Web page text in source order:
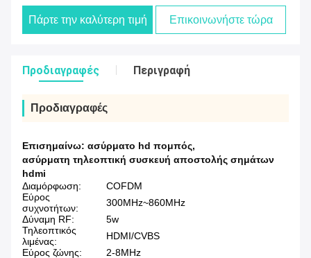
Πάρτε την καλύτερη τιμή Επικοινωνήστε τώρα
Προδιαγραφές Περιγραφή
Προδιαγραφές
Επισημαίνω: ασύρματο hd πομπός,
ασύρματη τηλεοπτική συσκευή αποστολής σημάτων
hdmi
Διαμόρφωση:
COFDM
Εύρος
συχνοτήτων:
300MHz~860MHz
Δύναμη RF:
5w
Τηλεοπτικός
λιμένας:
HDMI/CVBS
Εύρος ζώνης:
2-8MHz